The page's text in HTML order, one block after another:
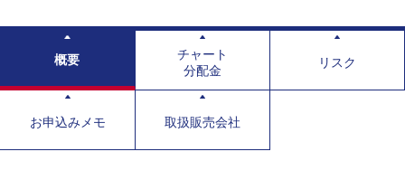
概要
チャート
分配金
リスク
お申込みメモ 取扱販売会社